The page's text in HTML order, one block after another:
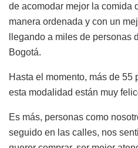
de acomodar mejor la comida
manera ordenada y con un
llegando a miles de
Bogotá.
Hasta el momento, más de 55
esta modalidad están muy
Es más, personas como
seguido en las calles, nos